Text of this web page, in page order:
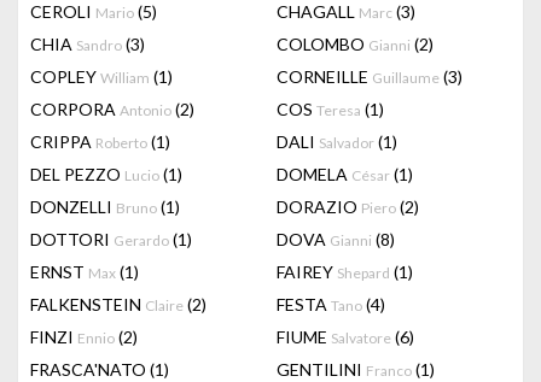
CEROLI Mario (5) CHAGALL Marc (3)
CHIA Sandro (3) COLOMBO Gianni (2)
COPLEY William (1) CORNEILLE Guillaume (3)
CORPORA Antonio (2) COS Teresa (1)
CRIPPA Roberto (1) DALI Salvador (1)
DEL PEZZO Lucio (1) DOMELA César (1)
DONZELLI Bruno (1) DORAZIO Piero (2)
DOTTORI Gerardo (1) DOVA Gianni (8)
ERNST Max (1) FAIREY Shepard (1)
FALKENSTEIN Claire (2) FESTA Tano (4)
FINZI Ennio (2) FIUME Salvatore (6)
FRASCA'NATO (1) GENTILINI Franco (1)